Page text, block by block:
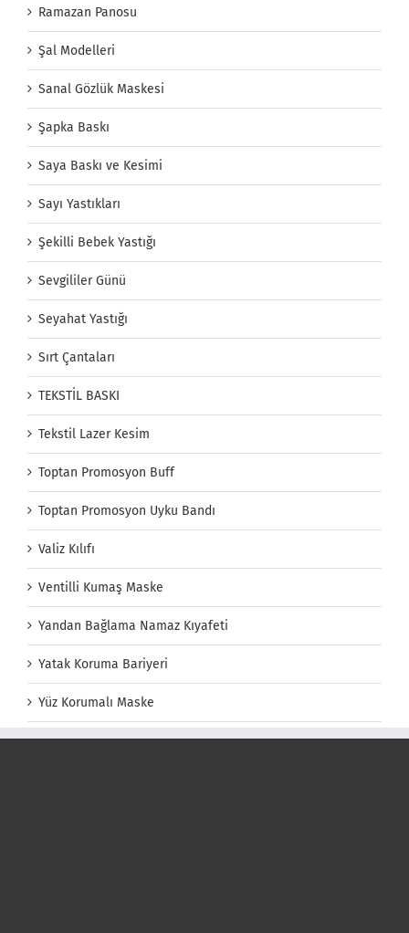
Ramazan Panosu
Şal Modelleri
Sanal Gözlük Maskesi
Şapka Baskı
Saya Baskı ve Kesimi
Sayı Yastıkları
Şekilli Bebek Yastığı
Sevgililer Günü
Seyahat Yastığı
Sırt Çantaları
TEKSTİL BASKI
Tekstil Lazer Kesim
Toptan Promosyon Buff
Toptan Promosyon Uyku Bandı
Valiz Kılıfı
Ventilli Kumaş Maske
Yandan Bağlama Namaz Kıyafeti
Yatak Koruma Bariyeri
Yüz Korumalı Maske